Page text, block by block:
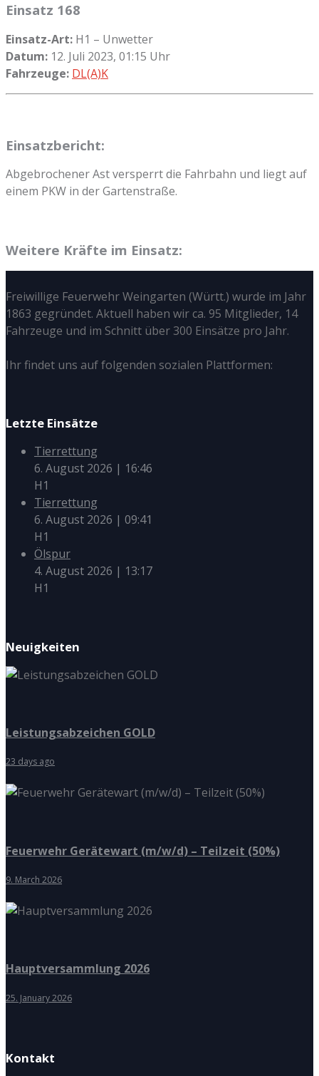
Einsatz 168
Einsatz-Art: H1 – Unwetter
Datum: 12. Juli 2023, 01:15 Uhr
Fahrzeuge: DL(A)K
Einsatzbericht:
Abgebrochener Ast versperrt die Fahrbahn und liegt auf
einem PKW in der Gartenstraße.
Weitere Kräfte im Einsatz:
Freiwillige Feuerwehr Weingarten (Württ.) wurde im Jahr
1863 gegründet. Aktuell haben wir ca. 95 Mitglieder, 14
Fahrzeuge und im Schnitt über 300 Einsätze pro Jahr.
Ihr findet uns auf folgenden sozialen Plattformen:
Letzte Einsätze
Tierrettung
6. August 2026 | 16:46
H1
Tierrettung
6. August 2026 | 09:41
H1
Ölspur
4. August 2026 | 13:17
H1
Neuigkeiten
Leistungsabzeichen GOLD
23 days ago
Feuerwehr Gerätewart (m/w/d) – Teilzeit (50%)
9. March 2026
Hauptversammlung 2026
25. January 2026
Kontakt